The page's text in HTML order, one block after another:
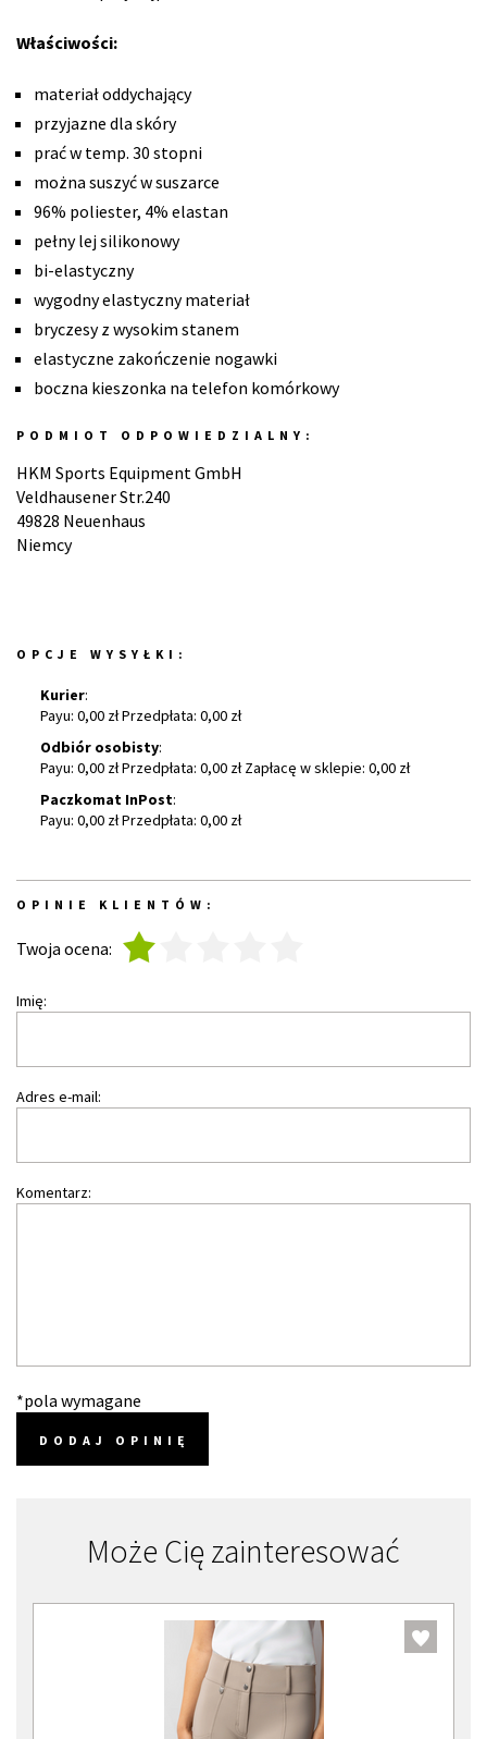
Właściwości:
materiał oddychający
przyjazne dla skóry
prać w temp. 30 stopni
można suszyć w suszarce
96% poliester, 4% elastan
pełny lej silikonowy
bi-elastyczny
wygodny elastyczny materiał
bryczesy z wysokim stanem
elastyczne zakończenie nogawki
boczna kieszonka na telefon komórkowy
PODMIOT ODPOWIEDZIALNY:
HKM Sports Equipment GmbH
Veldhausener Str.240
49828 Neuenhaus
Niemcy
OPCJE WYSYŁKI:
Kurier:
Payu: 0,00 zł Przedpłata: 0,00 zł
Odbiór osobisty:
Payu: 0,00 zł Przedpłata: 0,00 zł Zapłacę w sklepie: 0,00 zł
Paczkomat InPost:
Payu: 0,00 zł Przedpłata: 0,00 zł
OPINIE KLIENTÓW:
Twoja ocena:
Imię:
Adres e-mail:
Komentarz:
*pola wymagane
DODAJ OPINIĘ
Może Cię zainteresować